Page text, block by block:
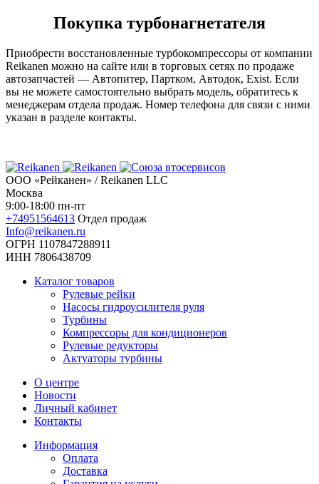
Покупка турбонагнетателя
Приобрести восстановленные турбокомпрессоры от компании
Reikanen можно на сайте или в торговых сетях по продаже
автозапчастей — Автопитер, Партком, Автодок, Exist. Если
вы не можете самостоятельно выбрать модель, обратитесь к
менеджерам отдела продаж. Номер телефона для связи с ними
указан в разделе контакты.
ООО «Рейканен» / Reikanen LLC
Москва
9:00-18:00 пн-пт
+74951564613 Отдел продаж
Info@reikanen.ru
ОГРН 1107847288911
ИНН 7806438709
Каталог товаров
Рулевые рейки
Насосы гидроусилителя руля
Турбины
Компрессоры для кондиционеров
Рулевые редукторы
Актуаторы турбины
О центре
Новости
Личный кабинет
Контакты
Информация
Оплата
Доставка